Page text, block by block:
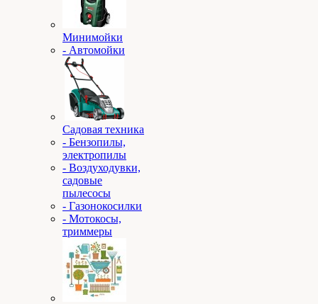
Минимойки
- Автомойки
Садовая техника
- Бензопилы,
электропилы
- Воздуходувки,
садовые
пылесосы
- Газонокосилки
- Мотокосы,
триммеры